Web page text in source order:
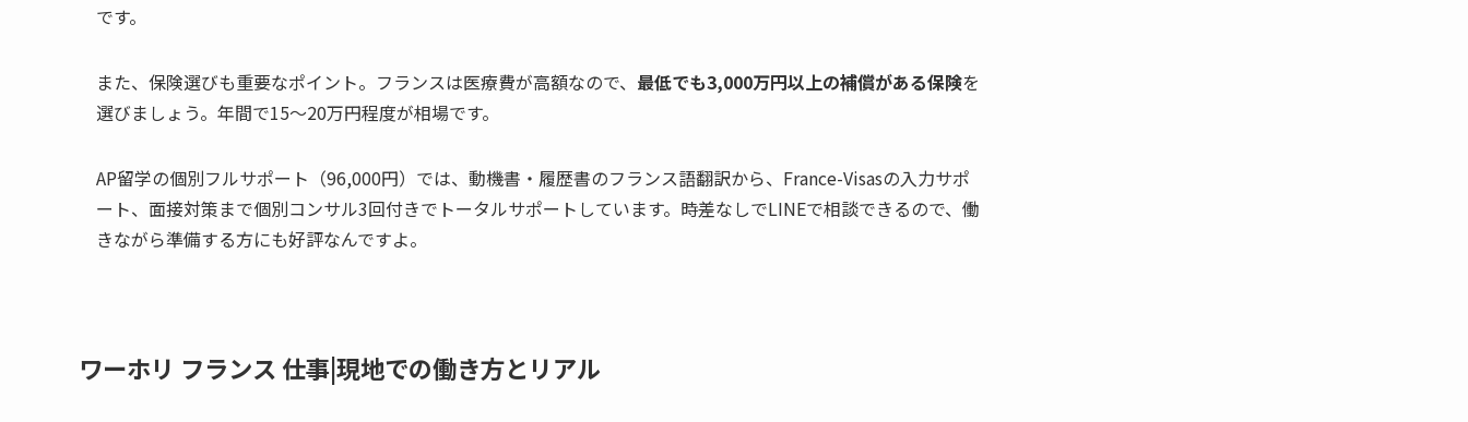
です。
また、保険選びも重要なポイント。フランスは医療費が高額なので、 最低でも3,000万円以上の補償がある保険を
選びましょう。年間で15〜20万円程度が相場です。
AP留学の個別フルサポート（96,000円）では、動機書・履歴書のフランス語翻訳から、France-Visasの入力サポ
ート、面接対策まで個別コンサル3回付きでトータルサポートしています。時差なしでLINEで相談できるので、働
きながら準備する方にも好評なんですよ。
ワーホリ フランス 仕事|現地での働き方とリアル